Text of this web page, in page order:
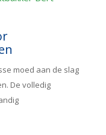
moed aan de slag
De volledig